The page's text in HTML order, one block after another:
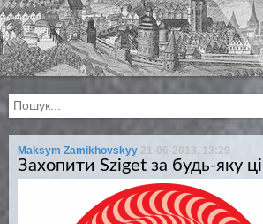
Maksym Zamikhovskyy 21-06-2013, 13:29
Захопити Sziget за будь-яку